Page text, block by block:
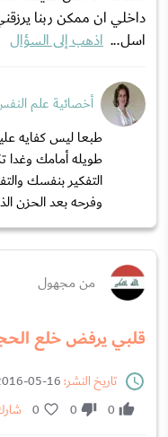
داخلي ان ممكن ربنا
اسل... اذهب إلى السؤال
أخصائية علم
طبعا ليس كفايه
طويله أمامك وغدا
التفكير بنفسك
وفرحه بعد الحزن
من مجهول
قلبي يرفض خلع
تاريخ النشر:
0
0
0